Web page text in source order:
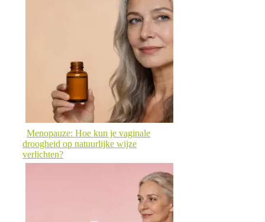
Menopauze: Hoe kun je vaginale
droogheid op natuurlijke wijze
verlichten?